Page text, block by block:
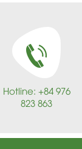
Hotline: +84 976
823 863